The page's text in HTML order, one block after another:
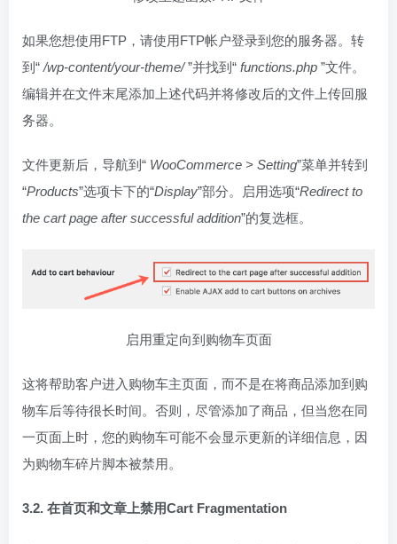
如果您想使用FTP，请使用FTP帐户登录到您的服务器。转
到“/wp-content/your-theme/”并找到“ functions.php ”文件。
编辑并在文件末尾添加上述代码并将修改后的文件上传回服
务器。
文件更新后，导航到“ WooCommerce > Setting”菜单并转到
“Products”选项卡下的“Display”部分。启用选项“Redirect to
the cart page after successful addition”的复选框。
启用重定向到购物车页面
这将帮助客户进入购物车主页面，而不是在将商品添加到购
物车后等待很长时间。否则，尽管添加了商品，但当您在同
一页面上时，您的购物车可能不会显示更新的详细信息，因
为购物车碎片脚本被禁用。
3.2. 在首页和文章上禁用Cart Fragmentation